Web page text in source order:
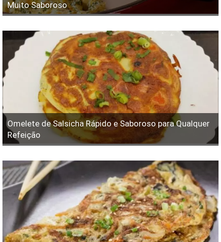
Muito Saboroso
Omelete de Salsicha Rápido e Saboroso para Qualquer
Refeição